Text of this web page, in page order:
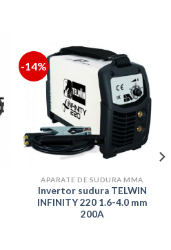
-14%
APARATE DE SUDURA MMA
Invertor sudura TELWIN
INFINITY 220 1.6-4.0 mm
200A